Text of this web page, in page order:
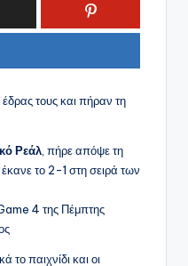
τους και πήραν τη
Ρεάλ , πήρε απόψε τη
το 2-1 στη σειρά των
4 της Πέμπτης
το παιχνίδι και οι